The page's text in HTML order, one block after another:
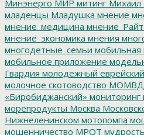
Минэнерго МИР митинг
младенцы Младушка мнение
мнение_медицина мнение_Райт
мнение_экономика мнения
многодетные_семьи мобильная
мобильное приложение
Гвардия молодежный
молочное скотоводство МОМВД
«Биробиджанский» мониторинг
морепродукты Москва
Нижнеленинском мотопомпа
мошенничество МРОТ мудрость